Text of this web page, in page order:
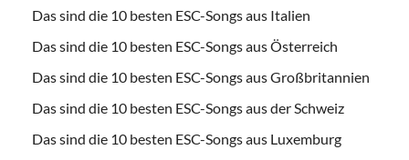
Das sind die 10 besten ESC-Songs aus Italien
Das sind die 10 besten ESC-Songs aus Österreich
Das sind die 10 besten ESC-Songs aus Großbritannien
Das sind die 10 besten ESC-Songs aus der Schweiz
Das sind die 10 besten ESC-Songs aus Luxemburg